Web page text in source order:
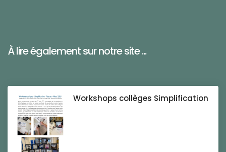
À lire également sur notre site ...
Workshops collèges Simplification